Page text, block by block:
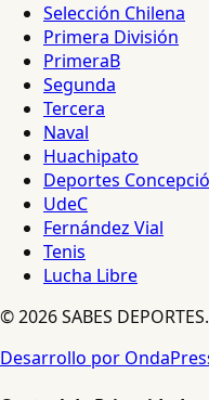
Selección Chilena
Primera División
PrimeraB
Segunda
Tercera
Naval
Huachipato
Deportes
UdeC
Fernández Vial
Tenis
Lucha Libre
© 2026 SABES
Desarrollo por